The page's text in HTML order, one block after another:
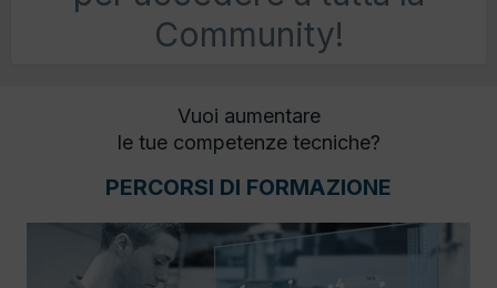
Community!
Vuoi aumentare
le tue competenze tecniche?
PERCORSI DI FORMAZIONE